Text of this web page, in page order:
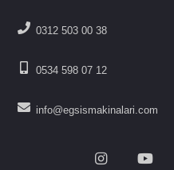
0312 503 00 38
0534 598 07 12
info@egsismakinalari.com